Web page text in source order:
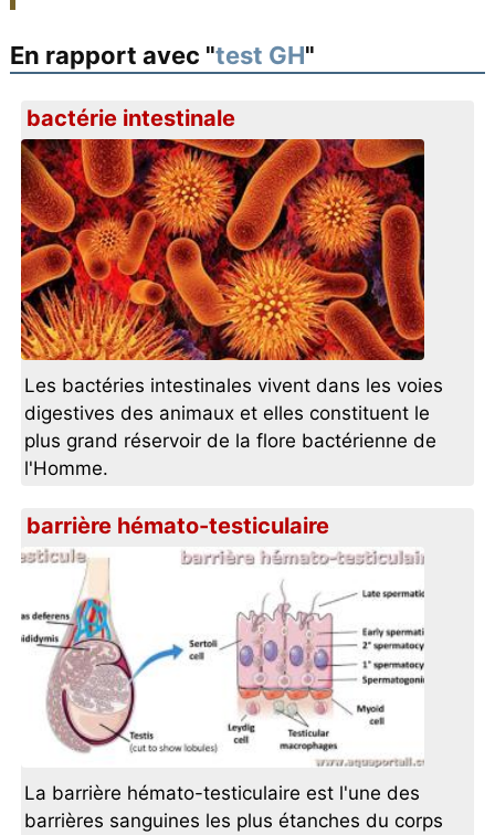
En rapport avec "test GH"
bactérie intestinale
Les bactéries intestinales vivent dans les voies
digestives des animaux et elles constituent le
plus grand réservoir de la flore bactérienne de
l'Homme.
barrière hémato-testiculaire
La barrière hémato-testiculaire est l'une des
barrières sanguines les plus étanches du corps